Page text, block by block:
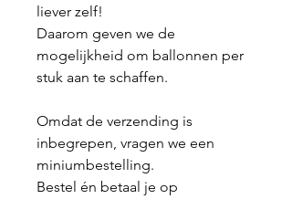
liever zelf!
Daarom geven we de
mogelijkheid om ballonnen per
stuk aan te schaffen.
Omdat de verzending is
inbegrepen, vragen we een
miniumbestelling.
Bestel én betaal je op